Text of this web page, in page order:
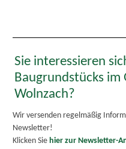
Sie interessieren
Baugrundstücks im
Wolnzach?
Wir versenden regelmäßig
Newsletter!
Klicken Sie hier zur Newsletter-